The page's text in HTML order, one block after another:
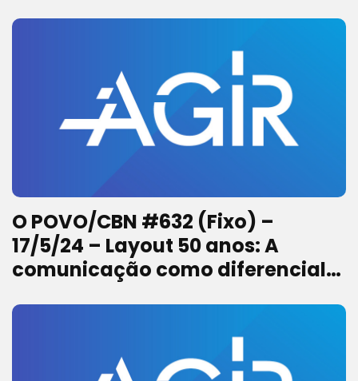
O POVO/CBN #632 (Fixo) –
17/5/24 – Layout 50 anos: A
comunicação como diferencial